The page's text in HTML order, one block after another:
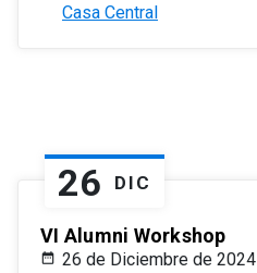
Casa Central
26 DIC
VI Alumni Workshop
26 de Diciembre de 2024